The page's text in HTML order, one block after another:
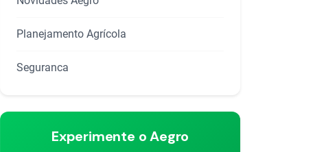
Planejamento Agrícola
Seguranca
Experimente o Aegro